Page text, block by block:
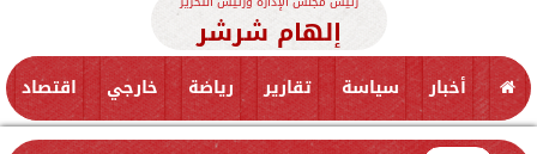
إلهام شرشر
أخبار سياسة تقارير رياضة خارجي اقتصاد